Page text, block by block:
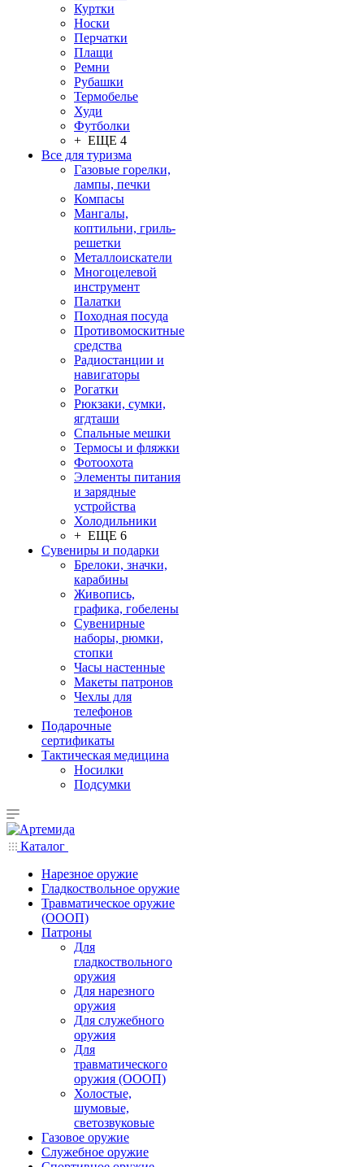
Куртки
Носки
Перчатки
Плащи
Ремни
Рубашки
Термобелье
Худи
Футболки
+ ЕЩЕ 4
Все для туризма
Газовые горелки,
лампы, печки
Компасы
Мангалы,
коптильни, гриль-
решетки
Металлоискатели
Многоцелевой
инструмент
Палатки
Походная посуда
Противомоскитные
средства
Радиостанции и
навигаторы
Рогатки
Рюкзаки, сумки,
ягдташи
Спальные мешки
Термосы и фляжки
Фотоохота
Элементы питания
и зарядные
устройства
Холодильники
+ ЕЩЕ 6
Сувениры и подарки
Брелоки, значки,
карабины
Живопись,
графика, гобелены
Сувенирные
наборы, рюмки,
стопки
Часы настенные
Макеты патронов
Чехлы для
телефонов
Подарочные
сертификаты
Тактическая медицина
Носилки
Подсумки
Каталог
Нарезное оружие
Гладкоствольное оружие
Травматическое оружие
(ОООП)
Патроны
Для
гладкоствольного
оружия
Для нарезного
оружия
Для служебного
оружия
Для
травматического
оружия (ОООП)
Холостые,
шумовые,
светозвуковые
Газовое оружие
Служебное оружие